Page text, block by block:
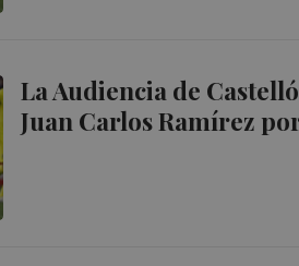
La Audiencia de
Juan Carlos Ramírez